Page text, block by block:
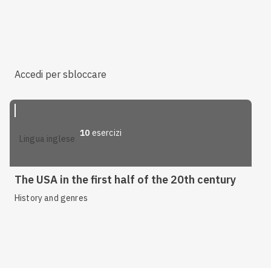
Accedi per sbloccare
lingua inglese
10 esercizi
The USA in the first half of the 20th century
History and genres